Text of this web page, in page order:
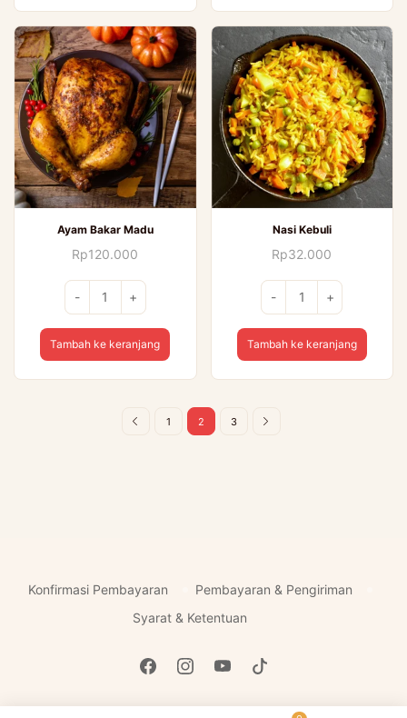
Ayam Bakar Madu
Rp120.000
-
Kuantitas
Ayam
Bakar
+
Tambah ke keranjang
Nasi Kebuli
Rp32.000
-
Kuantitas
Nasi
Kebuli
+
Tambah ke keranjang
1 2 3
Konfirmasi Pembayaran
Pembayaran & Pengiriman
Syarat & Ketentuan